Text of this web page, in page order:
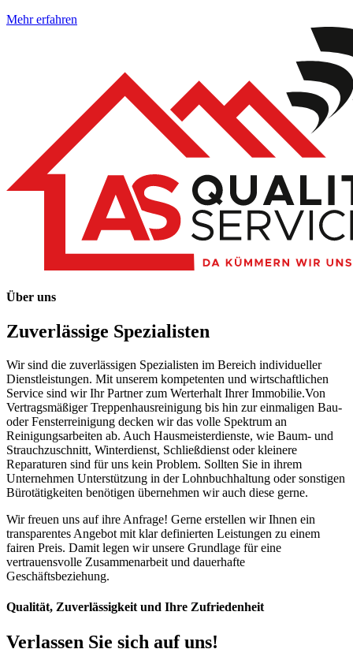
Mehr erfahren
Über uns
Zuverlässige Spezialisten
Wir sind die zuverlässigen Spezialisten im Bereich individueller
Dienstleistungen. Mit unserem kompetenten und wirtschaftlichen
Service sind wir Ihr Partner zum Werterhalt Ihrer Immobilie.Von
Vertragsmäßiger Treppenhausreinigung bis hin zur einmaligen Bau-
oder Fensterreinigung decken wir das volle Spektrum an
Reinigungsarbeiten ab. Auch Hausmeisterdienste, wie Baum- und
Strauchzuschnitt, Winterdienst, Schließdienst oder kleinere
Reparaturen sind für uns kein Problem. Sollten Sie in ihrem
Unternehmen Unterstützung in der Lohnbuchhaltung oder sonstigen
Bürotätigkeiten benötigen übernehmen wir auch diese gerne.
Wir freuen uns auf ihre Anfrage! Gerne erstellen wir Ihnen ein
transparentes Angebot mit klar definierten Leistungen zu einem
fairen Preis. Damit legen wir unsere Grundlage für eine
vertrauensvolle Zusammenarbeit und dauerhafte
Geschäftsbeziehung.
Qualität, Zuverlässigkeit und Ihre Zufriedenheit
Verlassen Sie sich auf uns!